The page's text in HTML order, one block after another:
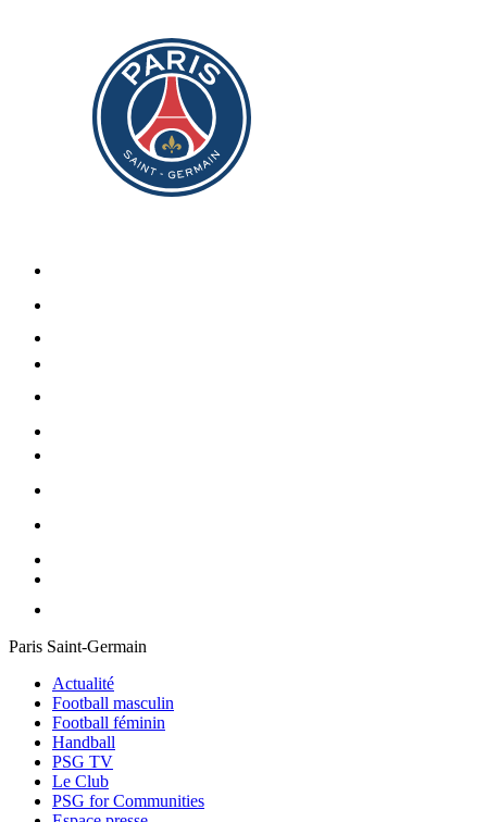
Paris Saint-Germain
Actualité
Football masculin
Football féminin
Handball
PSG TV
Le Club
PSG for Communities